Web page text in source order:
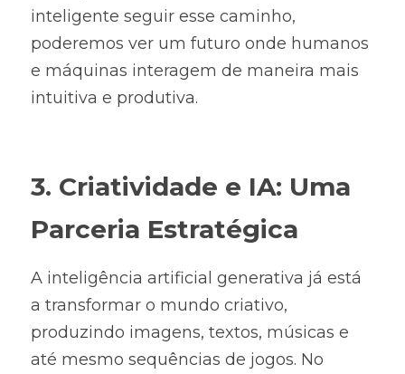
inteligente seguir esse caminho,
poderemos ver um futuro onde humanos
e máquinas interagem de maneira mais
intuitiva e produtiva.
3. Criatividade e IA: Uma
Parceria Estratégica
A inteligência artificial generativa já está
a transformar o mundo criativo,
produzindo imagens, textos, músicas e
até mesmo sequências de jogos. No